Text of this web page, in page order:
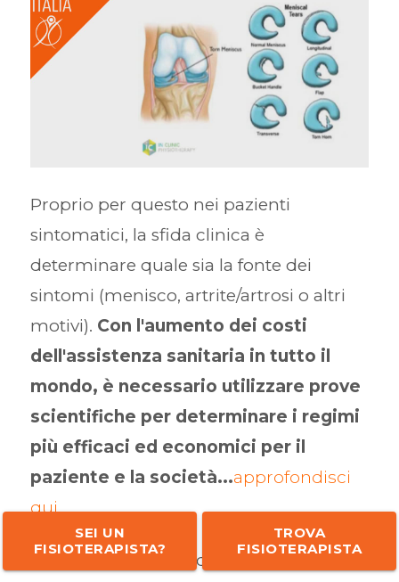
Proprio per questo nei pazienti
sintomatici, la sfida clinica è
determinare quale sia la fonte dei
sintomi (menisco, artrite/artrosi o altri
motivi). Con l'aumento dei costi
dell'assistenza sanitaria in tutto il
mondo, è necessario utilizzare prove
scientifiche per determinare i regimi
più efficaci ed economici per il
paziente e la società...approfondisci
qui.
A tal proposito, van de Graaf e colleghi
SEI UN
FISIOTERAPISTA?
TROVA
FISIOTERAPISTA